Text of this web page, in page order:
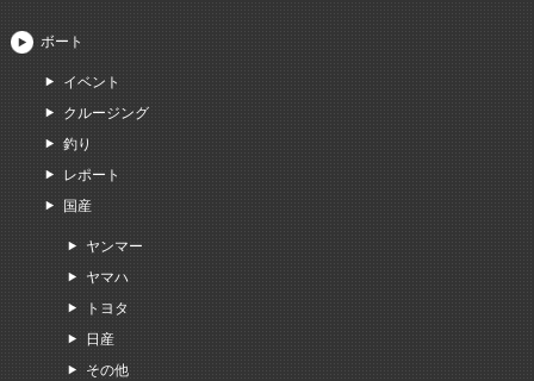
ボート
イベント
クルージング
釣り
レポート
国産
ヤンマー
ヤマハ
トヨタ
日産
その他